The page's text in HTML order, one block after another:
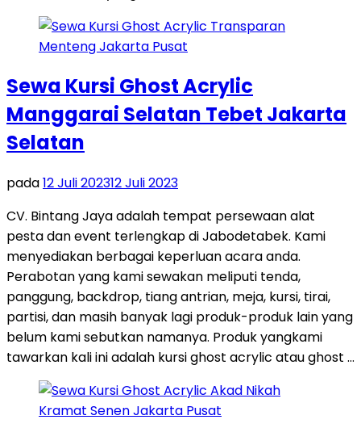
Sewa Kursi Ghost Acrylic
Manggarai Selatan Tebet Jakarta
Selatan
pada12 Juli 202312 Juli 2023
CV. Bintang Jaya adalah tempat persewaan alat
pesta dan event terlengkap di Jabodetabek. Kami
menyediakan berbagai keperluan acara anda.
Perabotan yang kami sewakan meliputi tenda,
panggung, backdrop, tiang antrian, meja, kursi, tirai,
partisi, dan masih banyak lagi produk-produk lain yang
belum kami sebutkan namanya. Produk yangkami
tawarkan kali ini adalah kursi ghost acrylic atau ghost …